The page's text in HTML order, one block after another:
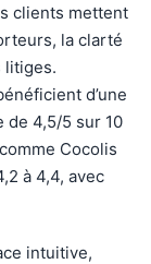
clients mettent
la clarté
litiges.
d’une
de 4,5/5 sur 10
Cocolis
à 4,4, avec
intuitive,